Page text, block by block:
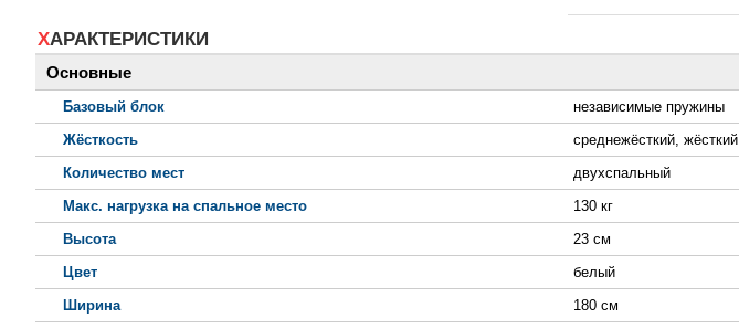
ХАРАКТЕРИСТИКИ
Основные
Базовый блок
независимые пружины
Жёсткость
среднежёсткий, жёсткий
Количество мест
двухспальный
Макс. нагрузка на спальное место
130 кг
Высота
23 см
Цвет
белый
Ширина
180 см